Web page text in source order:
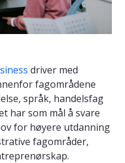
driver med
fagområdene
språk, handelsfag
har som mål å svare
for høyere utdanning
fagområder,